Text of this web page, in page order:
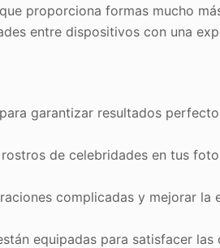
proporciona formas mucho
entre dispositivos con una
garantizar resultados
de celebridades en tus
complicadas y mejorar la
equipadas para satisfacer las